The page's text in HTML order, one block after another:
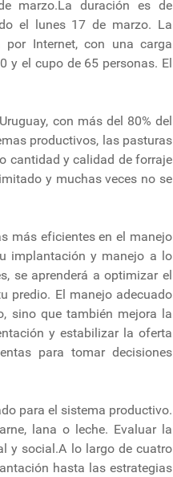
marzo.La duración es de
el lunes 17 de marzo. La
Internet, con una carga
y el cupo de 65 personas. El
con más del 80% del
productivos, las pasturas
cantidad y calidad de forraje
y muchas veces no se
más eficientes en el manejo
implantación y manejo a lo
se aprenderá a optimizar el
predio. El manejo adecuado
sino que también mejora la
y estabilizar la oferta
para tomar decisiones
para el sistema productivo.
lana o leche. Evaluar la
y social.A lo largo de cuatro
hasta las estrategias